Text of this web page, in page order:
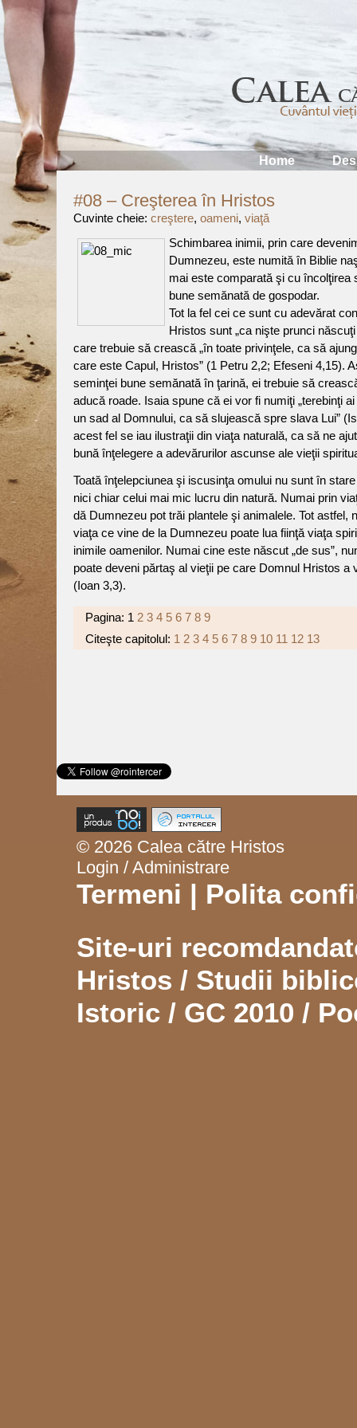
Home
#08 – Creşterea în Hristos
Cuvinte cheie: creştere, oameni, viaţă
Schimbarea inimii, prin care
Dumnezeu, este numită în Biblie
mai este comparată şi cu încolţirea
bune semănată de gospodar.
Tot la fel cei ce sunt cu adevărat
Hristos sunt „ca nişte prunci născuţi
care trebuie să crească „în toate privinţele, ca să
care este Capul, Hristos” (1 Petru 2,2; Efeseni 4,15).
seminţei bune semănată în ţarină, ei trebuie să
aducă roade. Isaia spune că ei vor fi numiţi „terebinţi
un sad al Domnului, ca să slujească spre slava Lui”
acest fel se iau ilustraţii din viaţa naturală, ca să ne
bună înţelegere a adevărurilor ascunse ale vieţii
Toată înţelepciunea şi iscusinţa omului nu sunt în
nici chiar celui mai mic lucru din natură. Numai prin
dă Dumnezeu pot trăi plantele şi animalele. Tot astfel,
viaţa ce vine de la Dumnezeu poate lua fiinţă viaţa
inimile oamenilor. Numai cine este născut „de sus”,
poate deveni părtaş al vieţii pe care Domnul Hristos a
(Ioan 3,3).
Pagina: 1 2 3 4 5 6 7 8 9
Citeşte capitolul: 1 2 3 4 5 6 7 8 9 10 11 12 13
© 2026 Calea către Hristos
Login / Administrare
Termeni | Polita
Site-uri
Hristos / Studii
Istoric/ GC 2010 /